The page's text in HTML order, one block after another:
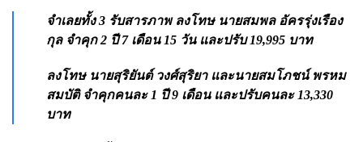
จำเลยทั้ง 3 รับสารภาพ ลงโทษ นายสมพล อัครรุ่งเรือง
กุล จำคุก 2 ปี 7 เดือน 15 วัน และปรับ 19,995 บาท
ลงโทษ นายสุริยันต์ วงศ์สุริยา และนายสมโภชน์ พรหม
สมบัติ จำคุกคนละ 1 ปี 9 เดือน และปรับคนละ 13,330
บาท